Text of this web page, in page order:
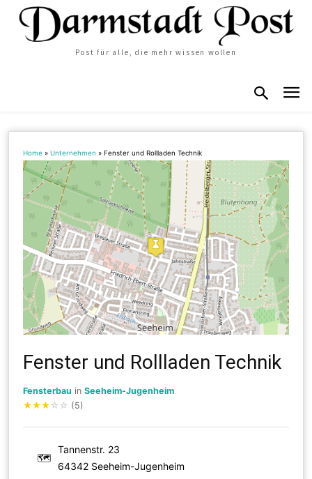
Post für alle, die mehr wissen wollen
Home »Unternehmen »Fenster und Rollladen Technik
Fenster und Rollladen Technik
Fensterbau inSeeheim-Jugenheim
★★★ ☆ ☆ (5)
🗺
Tannenstr. 23
64342 Seeheim-Jugenheim